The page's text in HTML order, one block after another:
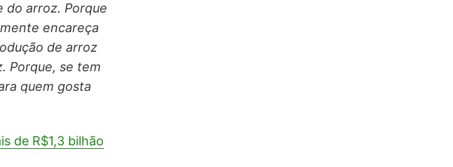
do arroz. Porque
encareça
de arroz
Porque, se tem
quem gosta
de R$1,3 bilhão